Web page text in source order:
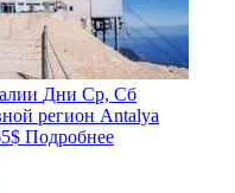
Дни Ср, Сб
регион Antalya
Подробнее